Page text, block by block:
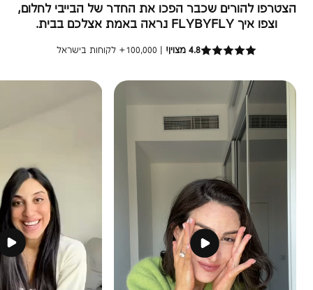
הצטרפו להורים שכבר הפכו את החדר של הבייבי לחלום,
וצפו איך FLYBYFLY נראה באמת אצלכם בבית.
4.8 מצוין!